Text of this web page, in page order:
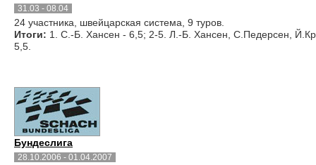
31.03 - 08.04
24 участника, швейцарская система, 9 туров.
Итоги: 1. С.-Б. Хансен - 6,5; 2-5. Л.-Б. Хансен, С.Педерсен,
5,5.
Бундеслига
28.10.2006 - 01.04.2007